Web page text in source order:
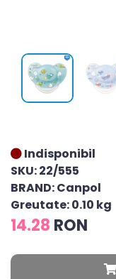
Indisponibil
SKU: 22/555
BRAND: Canpol
Greutate: 0.10 kg
14.28 RON